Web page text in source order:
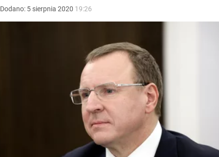
Dodano: 5 sierpnia 2020 19:26